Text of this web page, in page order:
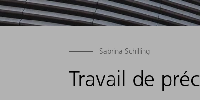
Sabrina Schilling
Travail de